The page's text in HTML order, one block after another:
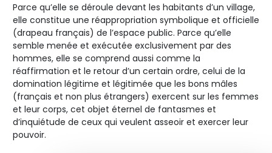
Parce qu’elle se déroule devant les habitants d’un village,
elle constitue une réappropriation symbolique et officielle
(drapeau français) de l’espace public. Parce qu’elle
semble menée et exécutée exclusivement par des
hommes, elle se comprend aussi comme la
réaffirmation et le retour d’un certain ordre, celui de la
domination légitime et légitimée que les bons mâles
(français et non plus étrangers) exercent sur les femmes
et leur corps, cet objet éternel de fantasmes et
d’inquiétude de ceux qui veulent asseoir et exercer leur
pouvoir.